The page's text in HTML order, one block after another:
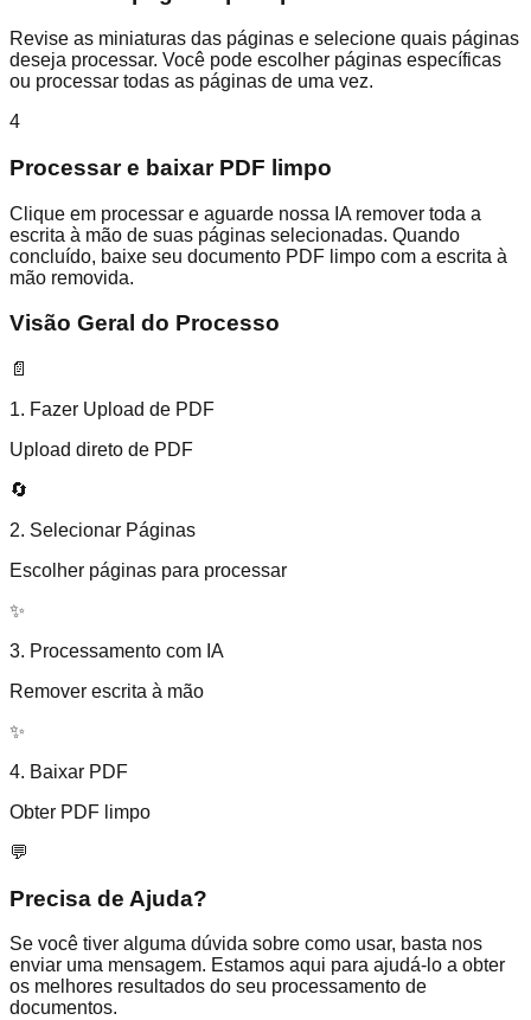
Revise as miniaturas das páginas e selecione quais páginas
deseja processar. Você pode escolher páginas específicas
ou processar todas as páginas de uma vez.
4
Processar e baixar PDF limpo
Clique em processar e aguarde nossa IA remover toda a
escrita à mão de suas páginas selecionadas. Quando
concluído, baixe seu documento PDF limpo com a escrita à
mão removida.
Visão Geral do Processo
📄
1. Fazer Upload de PDF
Upload direto de PDF
🔄
2. Selecionar Páginas
Escolher páginas para processar
✨
3. Processamento com IA
Remover escrita à mão
✨
4. Baixar PDF
Obter PDF limpo
💬
Precisa de Ajuda?
Se você tiver alguma dúvida sobre como usar, basta nos
enviar uma mensagem. Estamos aqui para ajudá-lo a obter
os melhores resultados do seu processamento de
documentos.